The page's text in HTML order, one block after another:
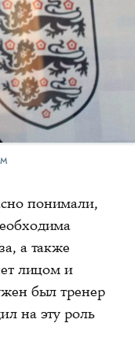
понимали,
а также
лицом и
был тренер
на эту роль